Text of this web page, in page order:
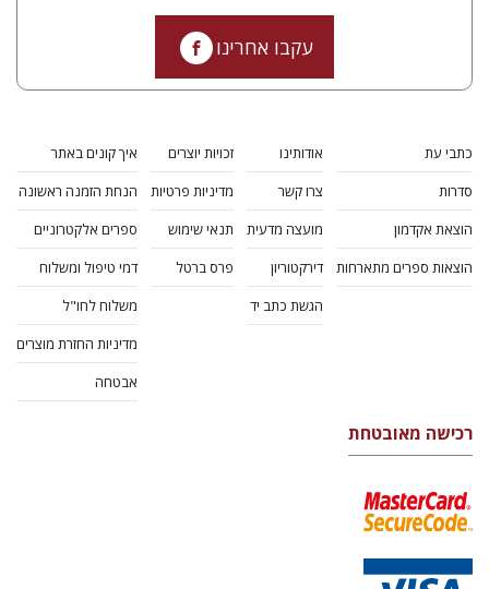
עקבו אחרינו
כתבי עת
סדרות
הוצאת אקדמון
הוצאות ספרים מתארחות
אודותינו
צרו קשר
מועצה מדעית
דירקטוריון
הגשת כתב יד
זכויות יוצרים
מדיניות פרטיות
תנאי שימוש
פרס ברטל
איך קונים באתר
הנחת הזמנה ראשונה
ספרים אלקטרוניים
דמי טיפול ומשלוח
משלוח לחו"ל
מדיניות החזרת מוצרים
אבטחה
רכישה מאובטחת